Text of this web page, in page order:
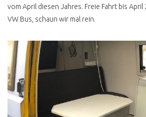
T3 1.9 TD RUST N FAST
T3 DOKA SYNCRO
BEACHHOUSE
KOCHEN AM VW BUS
ZUPARKEN FESTIVAL
KOCHEN AM VW BUS
PANGEA FESTIVAL
vom April diesen Jahres. Freie Fahrt bis April
VW Bus, schaun wir mal rein.